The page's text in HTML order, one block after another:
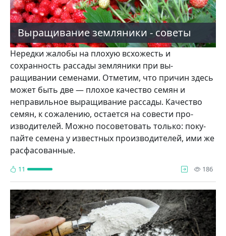
Выращивание земляники - советы
Нередки жа­лобы на плохую всхо­жесть и
сохранность рас­сады земляники при вы­
ращивании семенами. Отметим, что причин здесь
может быть две — плохое качество семян и
неправильное выращи­вание рассады. Качест­во
семян, к сожалению, остается на совести про­
изводителей. Можно по­советовать только: поку­
пайте семена у известных производителей, ими же
расфасованные.
11 186